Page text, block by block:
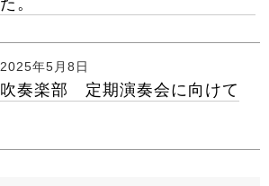
た。
2025年5月8日
吹奏楽部 定期演奏会に向けて